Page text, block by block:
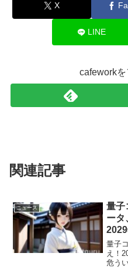
X
LINE
cafework
関連記事
ニュース
量子
ータ
は危
防衛
量子
え！
危う